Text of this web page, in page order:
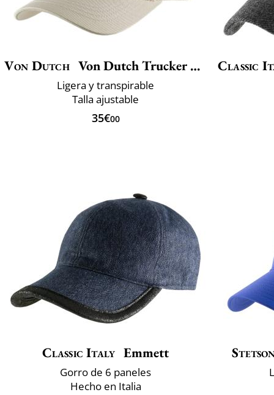
Von Dutch Von Dutch Trucker Boucle LOFB
Ligera y transpirable
Talla ajustable
35€00
Classic
Classic Italy Emmett
Gorro de 6 paneles
Hecho en Italia